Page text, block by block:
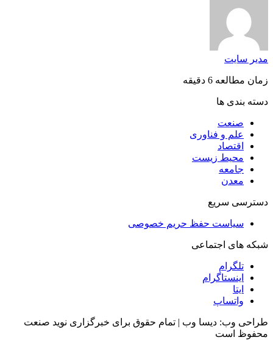
مدیر سایت
زمان مطالعه 6 دقیقه
دسته بندی ها
صنعت
علم و فناوری
اقتصاد
محیط زیست
جامعه
معدن
دسترسی سریع
سیاست حفظ حریم خصوصی
شبکه های اجتماعی
تلگرام
اینستاگرام
ایتا
واتساپ
طراحی وب: دیسا وب | تمام حقوق برای خبرگزاری نوید صنعت
محفوظ است